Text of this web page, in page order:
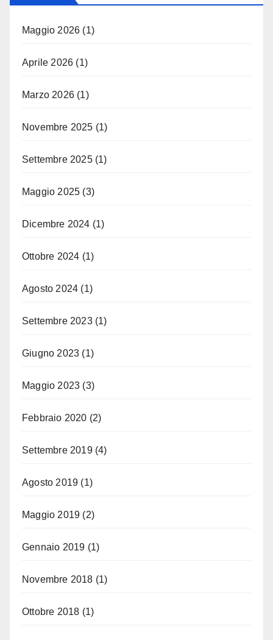
Maggio 2026 (1)
Aprile 2026 (1)
Marzo 2026 (1)
Novembre 2025 (1)
Settembre 2025(1)
Maggio 2025 (3)
Dicembre 2024 (1)
Ottobre 2024 (1)
Agosto 2024 (1)
Settembre 2023(1)
Giugno 2023 (1)
Maggio 2023 (3)
Febbraio 2020 (2)
Settembre 2019(4)
Agosto 2019 (1)
Maggio 2019 (2)
Gennaio 2019 (1)
Novembre 2018 (1)
Ottobre 2018 (1)